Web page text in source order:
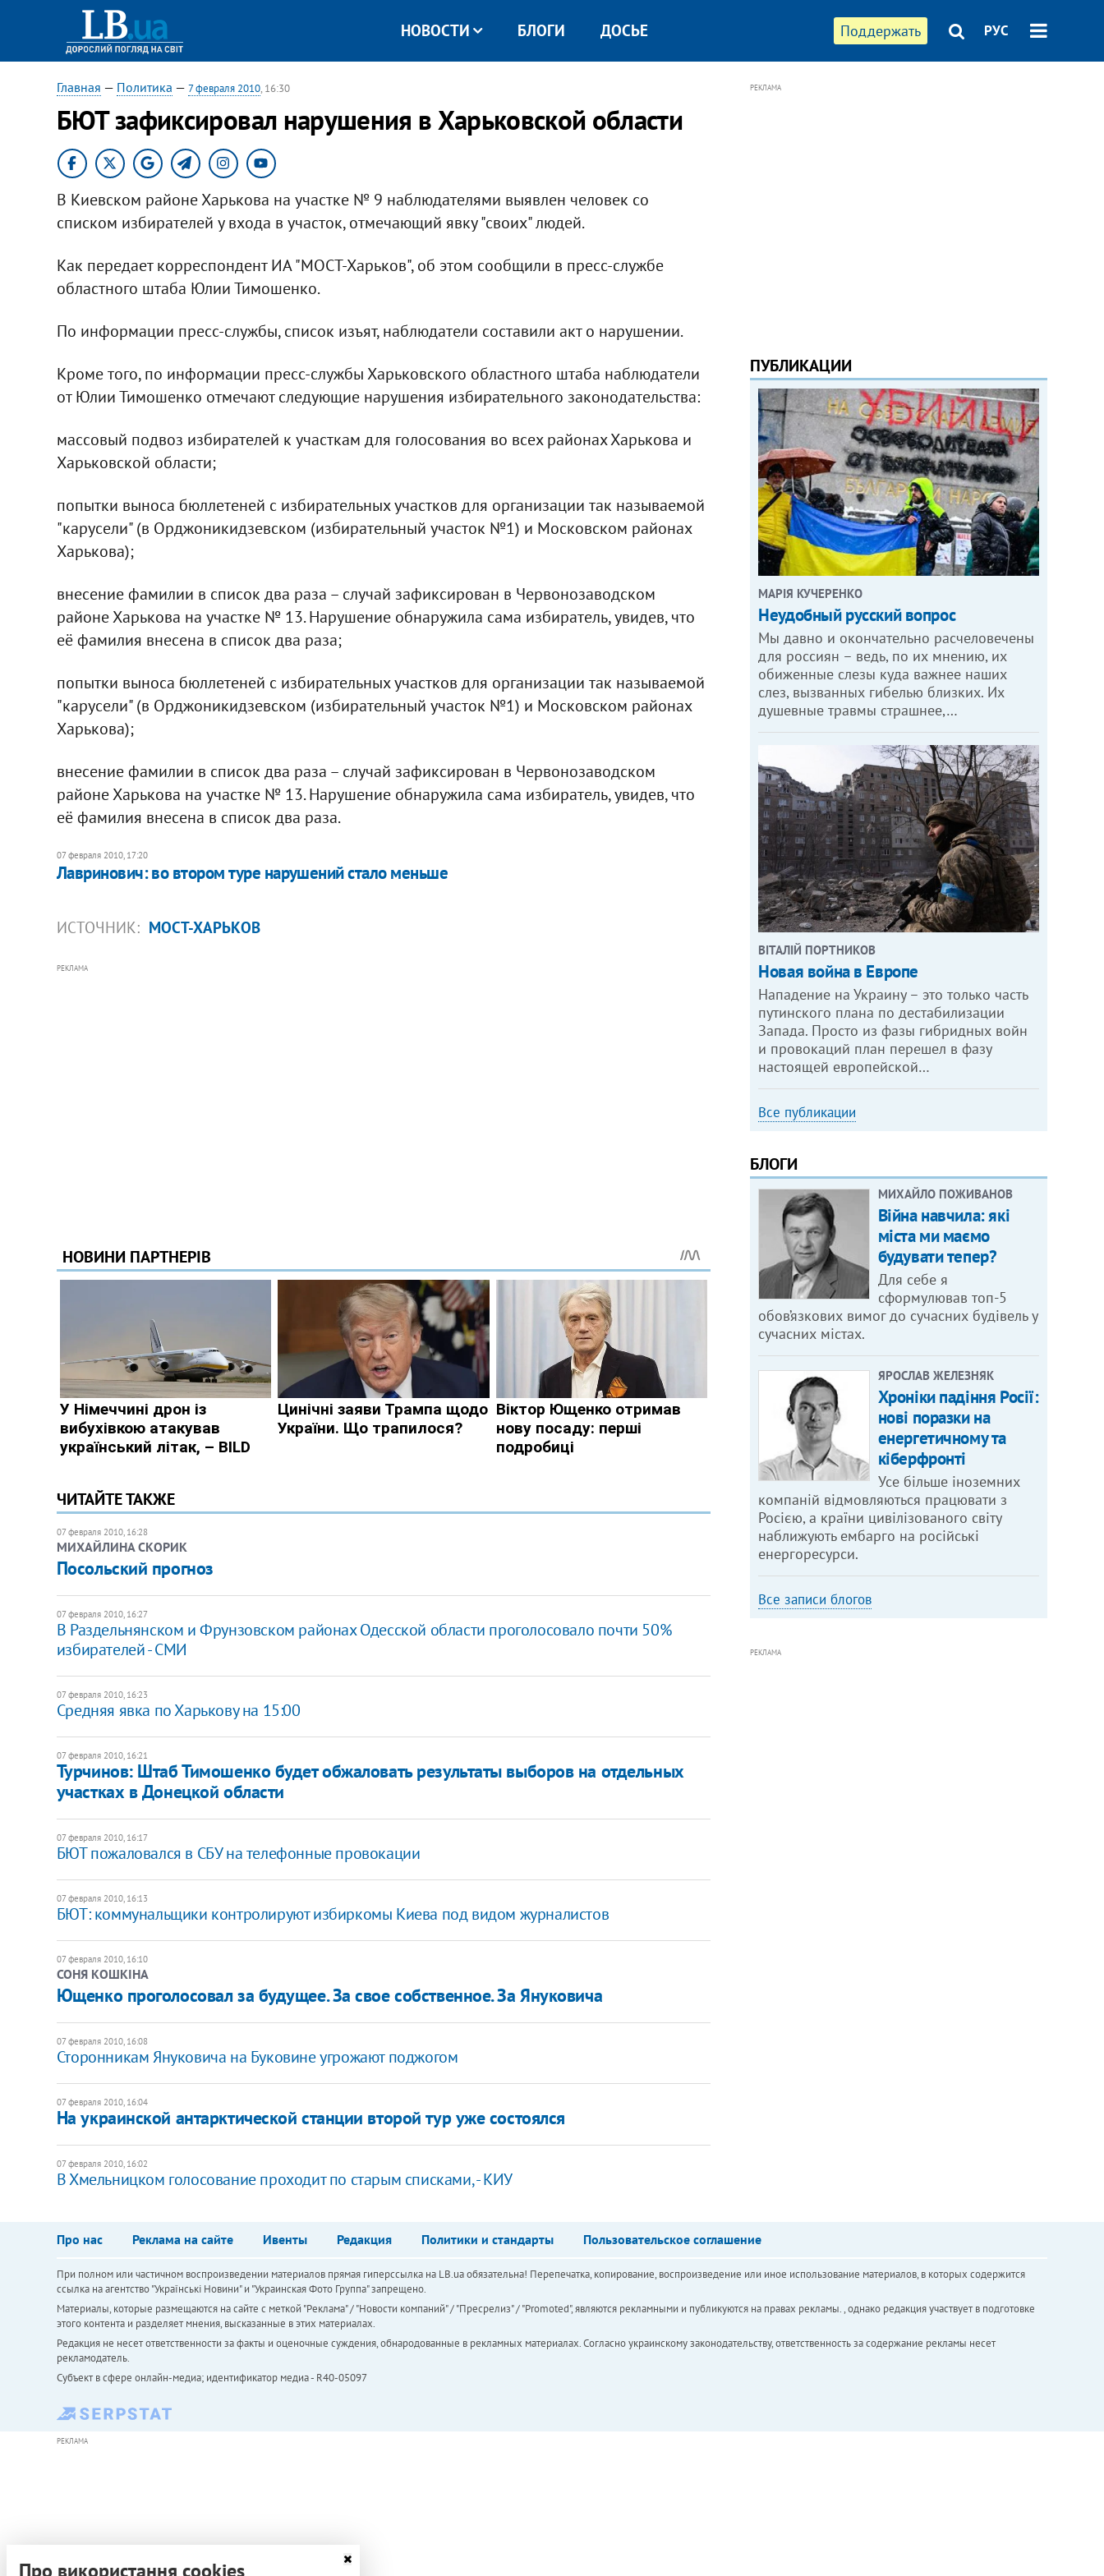
Поддержать РУС
НОВОСТИ БЛОГИ ДОСЬЕ
Главная — Политика — 7 февраля 2010, 16:30
БЮТ зафиксировал нарушения в Харьковской области
В Киевском районе Харькова на участке № 9 наблюдателями выявлен человек со
списком избирателей у входа в участок, отмечающий явку "своих" людей.
Как передает корреспондент ИА "МОСТ-Харьков", об этом сообщили в пресс-службе
областного штаба Юлии Тимошенко.
По информации пресс-службы, список изъят, наблюдатели составили акт о нарушении.
Кроме того, по информации пресс-службы Харьковского областного штаба наблюдатели
от Юлии Тимошенко отмечают следующие нарушения избирательного законодательства:
массовый подвоз избирателей к участкам для голосования во всех районах Харькова и
Харьковской области;
попытки выноса бюллетеней с избирательных участков для организации так называемой
"карусели" (в Орджоникидзевском (избирательный участок №1) и Московском районах
Харькова);
внесение фамилии в список два раза – случай зафиксирован в Червонозаводском
районе Харькова на участке № 13. Нарушение обнаружила сама избиратель, увидев, что
её фамилия внесена в список два раза;
попытки выноса бюллетеней с избирательных участков для организации так называемой
"карусели" (в Орджоникидзевском (избирательный участок №1) и Московском районах
Харькова);
внесение фамилии в список два раза – случай зафиксирован в Червонозаводском
районе Харькова на участке № 13. Нарушение обнаружила сама избиратель, увидев, что
её фамилия внесена в список два раза.
07 февраля 2010, 17:20
Лавринович: во втором туре нарушений стало меньше
ИСТОЧНИК: МОСТ-ХАРЬКОВ
РЕКЛАМА
ЧИТАЙТЕ ТАКЖЕ
07 февраля 2010, 16:28
МИХАЙЛИНА СКОРИК
Посольский прогноз
07 февраля 2010, 16:27
В Раздельнянском и Фрунзовском районах Одесской области проголосовало почти 50%
избирателей - СМИ
07 февраля 2010, 16:23
Средняя явка по Харькову на 15:00
07 февраля 2010, 16:21
Турчинов: Штаб Тимошенко будет обжаловать результаты выборов на отдельных
участках в Донецкой области
07 февраля 2010, 16:17
БЮТ пожаловался в СБУ на телефонные провокации
07 февраля 2010, 16:13
БЮТ: коммунальщики контролируют избиркомы Киева под видом журналистов
07 февраля 2010, 16:10
СОНЯ КОШКІНА
Ющенко проголосовал за будущее. За свое собственное. За Януковича
07 февраля 2010, 16:08
Сторонникам Януковича на Буковине угрожают поджогом
07 февраля 2010, 16:04
На украинской антарктической станции второй тур уже состоялся
07 февраля 2010, 16:02
В Хмельницком голосование проходит по старым списками, - КИУ
РЕКЛАМА
ПУБЛИКАЦИИ
МАРІЯ КУЧЕРЕНКО
​Неудобный русский вопрос
Мы давно и окончательно расчеловечены
для россиян – ведь, по их мнению, их
обиженные слезы куда важнее наших
слез, вызванных гибелью близких. Их
душевные травмы страшнее,…
ВІТАЛІЙ ПОРТНИКОВ
Новая война в Европе
Нападение на Украину – это только часть
путинского плана по дестабилизации
Запада. Просто из фазы гибридных войн
и провокаций план перешел в фазу
настоящей европейской…
Все публикации
БЛОГИ
МИХАЙЛО ПОЖИВАНОВ
Війна навчила: які
міста ми маємо
будувати тепер?
Для себе я
сформулював топ-5
обов’язкових вимог до сучасних будівель у
сучасних містах.
ЯРОСЛАВ ЖЕЛЕЗНЯК
Хроніки падіння Росії:
нові поразки на
енергетичному та
кіберфронті
Усе більше іноземних
компаній відмовляються працювати з
Росією, а країни цивілізованого світу
наближують ембарго на російські
енергоресурси.
Все записи блогов
РЕКЛАМА
Про нас Реклама на сайте Ивенты Редакция Политики и стандарты Пользовательское соглашение
При полном или частичном воспроизведении материалов прямая гиперссылка на LB.ua обязательна! Перепечатка, копирование, воспроизведение или иное использование материалов, в которых содержится
ссылка на агентство "Українськi Новини" и "Украинская Фото Группа" запрещено.
Материалы, которые размещаются на сайте с меткой "Реклама" / "Новости компаний" / "Пресрелиз" / "Promoted", являются рекламными и публикуются на правах рекламы. , однако редакция участвует в подготовке
этого контента и разделяет мнения, высказанные в этих материалах.
Редакция не несет ответственности за факты и оценочные суждения, обнародованные в рекламных материалах. Согласно украинскому законодательству, ответственность за содержание рекламы несет
рекламодатель.
Субъект в сфере онлайн-медиа; идентификатор медиа - R40-05097
РЕКЛАМА
Про використання cookies